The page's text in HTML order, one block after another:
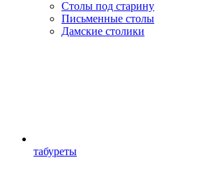
Столы под старину
Письменные столы
Дамские столики
табуреты